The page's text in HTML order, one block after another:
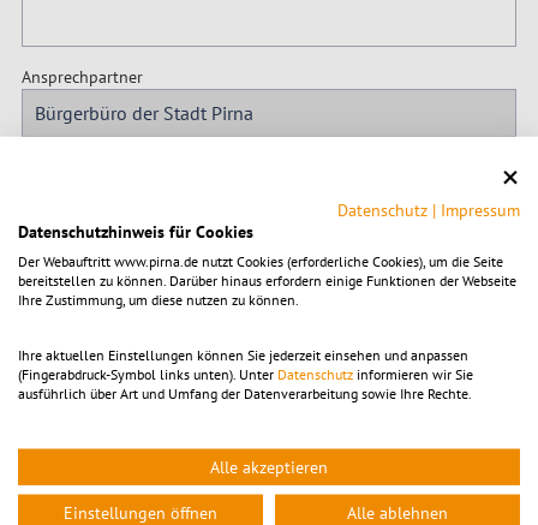
Ansprechpartner
Ihre Nachricht
* Pflichtfeld
Datenschutz | Impressum
Datenschutzhinweis für Cookies
Der Webauftritt www.pirna.de nutzt Cookies (erforderliche Cookies), um die Seite
bereitstellen zu können. Darüber hinaus erfordern einige Funktionen der Webseite
Ihre Zustimmung, um diese nutzen zu können.
Ihre aktuellen Einstellungen können Sie jederzeit einsehen und anpassen
(Fingerabdruck-Symbol links unten). Unter Datenschutz informieren wir Sie
ausführlich über Art und Umfang der Datenverarbeitung sowie Ihre Rechte.
Alle akzeptieren
Einstellungen öffnen Alle ablehnen